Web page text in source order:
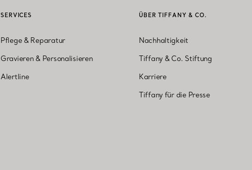
SERVICES
Pflege & Reparatur
Gravieren & Personalisieren
Alertline
ÜBER TIFFANY & CO.
Nachhaltigkeit
Tiffany & Co. Stiftung
Karriere
Tiffany für die Presse